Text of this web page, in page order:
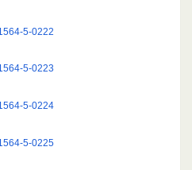
5-0222
5-0223
5-0224
5-0225